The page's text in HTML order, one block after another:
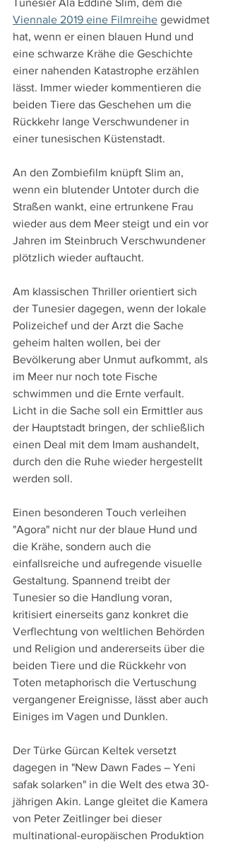
Tunesier Ala Eddine Slim, dem die
Viennale 2019 eine Filmreihe gewidmet
hat, wenn er einen blauen Hund und
eine schwarze Krähe die Geschichte
einer nahenden Katastrophe erzählen
lässt. Immer wieder kommentieren die
beiden Tiere das Geschehen um die
Rückkehr lange Verschwundener in
einer tunesischen Küstenstadt.
An den Zombiefilm knüpft Slim an,
wenn ein blutender Untoter durch die
Straßen wankt, eine ertrunkene Frau
wieder aus dem Meer steigt und ein vor
Jahren im Steinbruch Verschwundener
plötzlich wieder auftaucht.
Am klassischen Thriller orientiert sich
der Tunesier dagegen, wenn der lokale
Polizeichef und der Arzt die Sache
geheim halten wollen, bei der
Bevölkerung aber Unmut aufkommt, als
im Meer nur noch tote Fische
schwimmen und die Ernte verfault.
Licht in die Sache soll ein Ermittler aus
der Hauptstadt bringen, der schließlich
einen Deal mit dem Imam aushandelt,
durch den die Ruhe wieder hergestellt
werden soll.
Einen besonderen Touch verleihen
"Agora" nicht nur der blaue Hund und
die Krähe, sondern auch die
einfallsreiche und aufregende visuelle
Gestaltung. Spannend treibt der
Tunesier so die Handlung voran,
kritisiert einerseits ganz konkret die
Verflechtung von weltlichen Behörden
und Religion und andererseits über die
beiden Tiere und die Rückkehr von
Toten metaphorisch die Vertuschung
vergangener Ereignisse, lässt aber auch
Einiges im Vagen und Dunklen.
Der Türke Gürcan Keltek versetzt
dagegen in "New Dawn Fades – Yeni
safak solarken" in die Welt des etwa 30-
jährigen Akin. Lange gleitet die Kamera
von Peter Zeitlinger bei dieser
multinational-europäischen Produktion